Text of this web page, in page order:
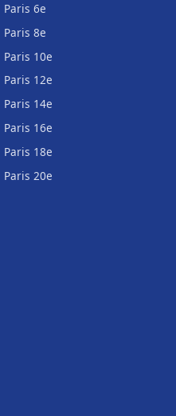
Paris 6e
Paris 8e
Paris 10e
Paris 12e
Paris 14e
Paris 16e
Paris 18e
Paris 20e